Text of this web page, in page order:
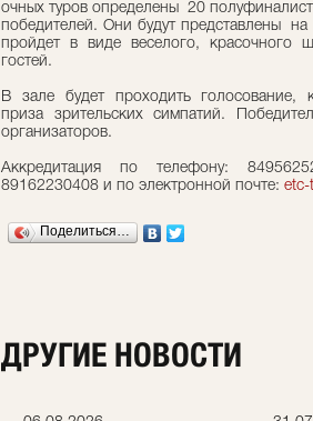
очных туров определены 20
победителей. Они будут представлены
пройдет в виде веселого, красочного
гостей.
В зале будет проходить голосование,
приза зрительских симпатий.
организаторов.
Аккредитация по телефону:
89162230408 и по электронной почте: etc-
Поделиться…
ДРУГИЕ НОВОСТИ